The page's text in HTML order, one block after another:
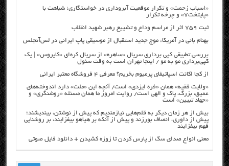
«اسباب زحمت» و تکرار موقعیت آبروداری در خواستگاری؛ شباهت با
«پایتخت۷» و چرخه تکرار
ثبت ۷۵۹ اثر از مراسم وداع و تشییع رهبر شهید انقلاب
بهنام بانی در آمریکا: موج جدید استقبال از موسیقی پاپ ایرانی در لس‌آنجلس
بررسی تطبیقی کپی برداری سریال «ساهره» از سریال کره‌ای «کایروس» | یک
کپی‌برداری مو به مو / اینجا تهران است به وقت سئول
از کجا اکانت اسپاتیفای پرمیوم بخریم؟ معرفی ۴ فروشگاه معتبر ایرانی
«ولایت فقیه» همان «فره ایزدی» است/ آنچه این «ملت» دارد اندوخته‌های
عمیق، بزرگ، پاک و الهی است/ روایت امروز ما همان مسئله «روشنگری» و
«جهاد تبیین» است
بیش از هر زمان دیگر به قلم‌هایی نیازمندیم که پیش از نوشتن، بیندیشند؛
پیش از داوری، انصاف بورزند و پیش از آنکه بر هیاهو بیفزایند، بر روشنایی
فهم بیفزایند
معنی انواع صدای سگ از پارس کردن تا زوزه کشیدن + دانلود فایل صوتی